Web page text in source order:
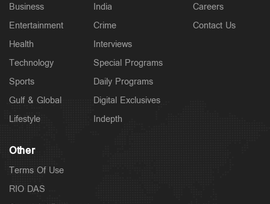
Politics
സര്‍ക്കാരിന്റെ 'റീബിൽഡ് കേരളയില്‍ വീഴ്ച’’
1 hour ago
Business
Entertainment
Health
Technology
Sports
Gulf & Global
Lifestyle
India
Crime
Interviews
Special Programs
Daily Programs
Digital Exclusives
Indepth
Careers
Contact Us
Other
Terms Of Use
RIO DAS